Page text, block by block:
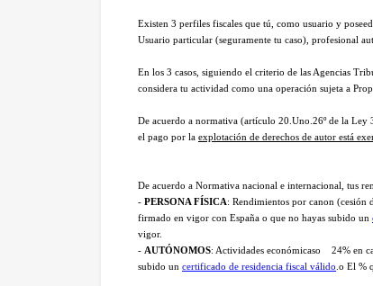
Existen 3 perfiles fiscales que tú, como usuario y
Usuario particular (seguramente tu caso), profesional
En los 3 casos, siguiendo el criterio de las Agencias
considera tu actividad como una operación sujeta a
De acuerdo a normativa (artículo 20.Uno.26º de la
el pago por la explotación de derechos de autor está
De acuerdo a Normativa nacional e internacional, tus
- PERSONA FÍSICA: Rendimientos por canon
firmado en vigor con España o que no hayas subido un
vigor.
- AUTÓNOMOS: Actividades económicaso 24% en
subido un certificado de residencia fiscal válido .o El %